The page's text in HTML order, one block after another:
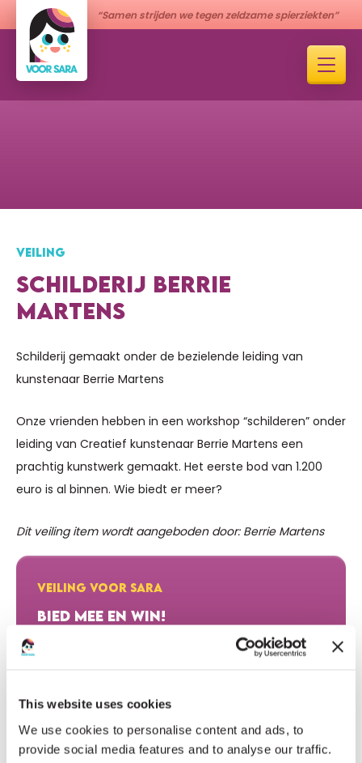
This website uses cookies
We use cookies to personalise content and ads, to
provide social media features and to analyse our traffic.
“Samen strijden we tegen zeldzame spierziekten”
VEILING
SCHILDERIJ BERRIE
MARTENS
Schilderij gemaakt onder de bezielende leiding van
kunstenaar Berrie Martens
Onze vrienden hebben in een workshop “schilderen” onder
leiding van Creatief kunstenaar Berrie Martens een
prachtig kunstwerk gemaakt. Het eerste bod van 1.200
euro is al binnen. Wie biedt er meer?
Dit veiling item wordt aangeboden door: Berrie Martens
VEILING VOOR SARA
BIED MEE EN WIN!
€500
DEZE VEILING IS GESLOTEN